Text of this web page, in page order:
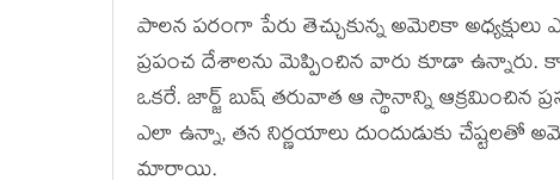
పాలన పరంగా పేరు తెచ్చుకున్న అమెరికా
ప్రపంచ దేశాలను మెప్పించిన వారు కూడా
ఒకరే. జార్జ్ బుష్ తరువాత ఆ స్థానాన్ని ఆక్రమించిన
ఎలా ఉన్నా, తన నిర్ణయాలు దుందుడుకు చేష్టలతో
మారాయి.